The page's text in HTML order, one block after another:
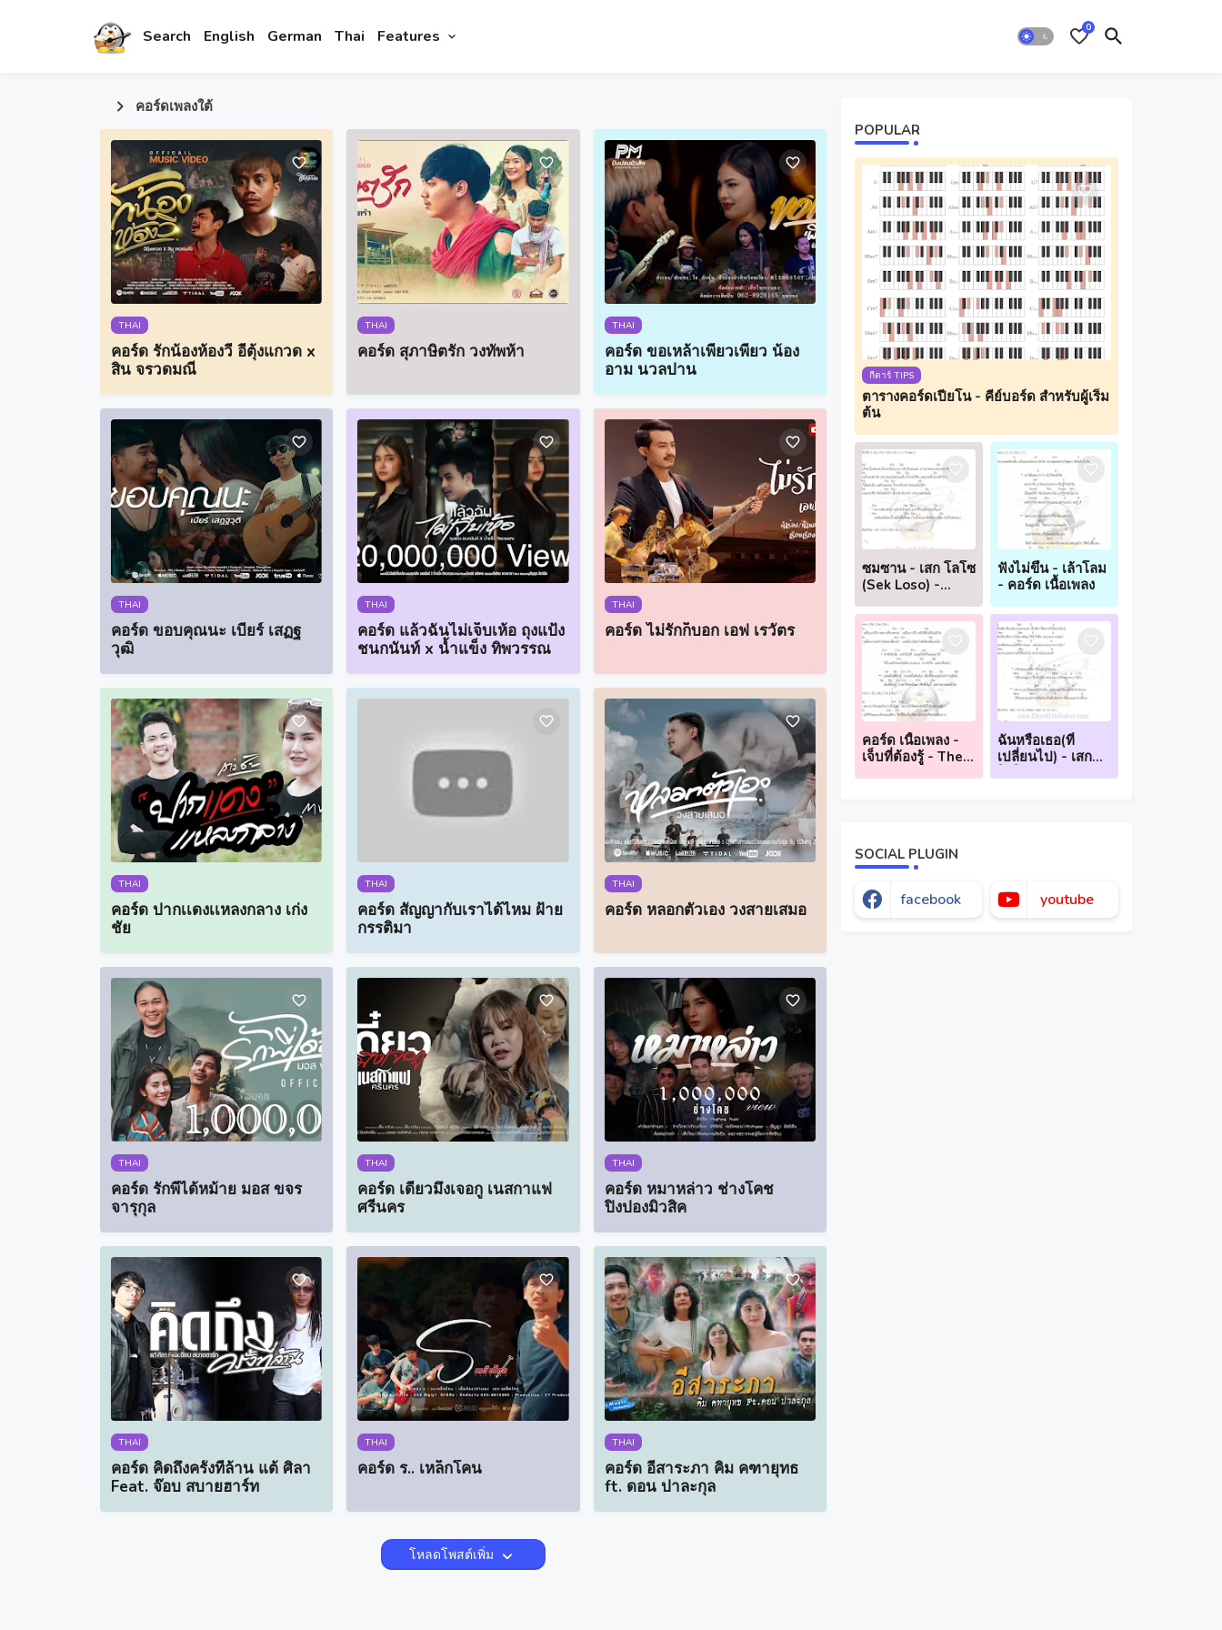
Search English German Thai Features 0
คอร์ดเพลงใต้
THAI
คอร์ด รักน้องห้องวี อีตุ้งแกวด x
สิน จรวดมณี
THAI
คอร์ด สุภาษิตรัก วงทัพห้า
THAI
คอร์ด ขอเหล้าเพียวเพียว น้อง
อาม นวลปาน
THAI
คอร์ด ขอบคุณนะ เบียร์ เสฏฐ
วุฒิ
THAI
คอร์ด แล้วฉันไม่เจ็บเห้อ ถุงแป้ง
ชนกนันท์ x น้ำแข็ง ทิพวรรณ
THAI
คอร์ด ไม่รักก็บอก เอฟ เรวัตร
THAI
คอร์ด ปากเเดงเเหลงกลาง เก่ง
ชัย
THAI
คอร์ด สัญญากับเราได้ไหม ฝ้าย
กรรติมา
THAI
คอร์ด หลอกตัวเอง วงสายเสมอ
THAI
คอร์ด รักพี่ได้หม้าย มอส ขจร
จารุกุล
THAI
คอร์ด เดี๋ยวมึงเจอกู เนสกาแฟ
ศรีนคร
THAI
คอร์ด หมาหล่าว ช่างโคช
ปิงปองมิวสิค
THAI
คอร์ด คิดถึงครั้งที่ล้าน แต้ ศิลา
Feat. จ๊อบ สบายฮาร์ท
THAI
คอร์ด ร.. เหล็กโคน
THAI
คอร์ด อีสาระภา คิม คฑายุทธ
ft. ดอน ปาละกุล
โหลดโพสต์เพิ่ม
POPULAR
กีตาร์ TIPS
ตารางคอร์ดเปียโน - คีย์บอร์ด สำหรับผู้เริ่ม
ต้น
ซมซาน - เสก โลโซ
(Sek Loso) -
เลเล่ เนื้อเพลง)
ฟังไม่ขึ้น - เล้าโลม
- คอร์ด เนื้อเพลง
คอร์ด เนื้อเพลง -
เจ็บที่ต้องรู้ - The
ฉันหรือเธอ(ที่
เปลี่ยนไป) - เสก
SOCIAL PLUGIN
facebook youtube